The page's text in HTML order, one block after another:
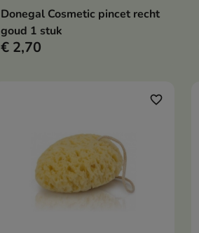
In winkelwagen
Donegal Cosmetic pincet recht
goud 1 stuk
€ 2,70
favorite_border